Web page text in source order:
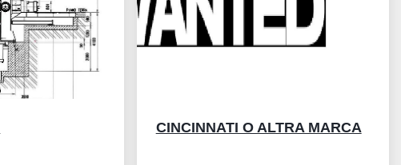
CINCINNATI O ALTRA MARCA